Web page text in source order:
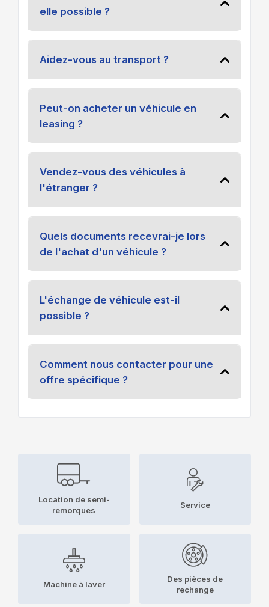
elle possible ?
Aidez-vous au transport ?
Peut-on acheter un véhicule en
leasing ?
Vendez-vous des véhicules à
l'étranger ?
Quels documents recevrai-je lors
de l'achat d'un véhicule ?
L'échange de véhicule est-il
possible ?
Comment nous contacter pour une
offre spécifique ?
Location de semi-
remorques
Service
Machine à laver
Des pièces de
rechange